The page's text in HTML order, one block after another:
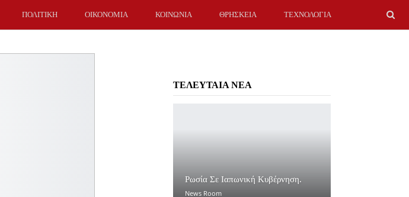
ΠΟΛΙΤΙΚΗ ΟΙΚΟΝΟΜΙΑ ΚΟΙΝΩΝΙΑ ΘΡΗΣΚΕΙΑ ΤΕΧΝΟΛΟΓΙΑ
ΤΕΛΕΥΤΑΙΑ ΝΕΑ
Ρωσία Σε Ιαπωνική Κυβέρνηση.
News Room